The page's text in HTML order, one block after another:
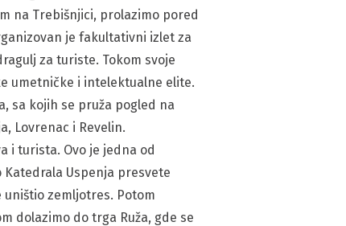
na Trebišnjici, prolazimo pored
je fakultativni izlet za
za turiste. Tokom svoje
umetničke i intelektualne elite.
sa kojih se pruža pogled na
Lovrenac i Revelin.
i turista. Ovo je jedna od
Uspenja presvete
zemljotres. Potom
dolazimo do trga Ruža, gde se